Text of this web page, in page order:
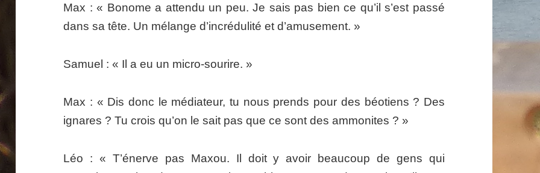
Max : « Bonome a attendu un peu. Je sais pas bien ce qu’il s’est passé
dans sa tête. Un mélange d’incrédulité et d’amusement. »
Samuel : « Il a eu un micro-sourire. »
Max : « Dis donc le médiateur, tu nous prends pour des béotiens ? Des
ignares ? Tu crois qu’on le sait pas que ce sont des ammonites ? »
Léo : « T’énerve pas Maxou. Il doit y avoir beaucoup de gens qui